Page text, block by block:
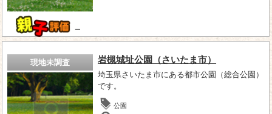
－
現地未調査 岩槻城址公園（さいたま市）
埼玉県さいたま市にある都市公園（総合公園）
です。
公園